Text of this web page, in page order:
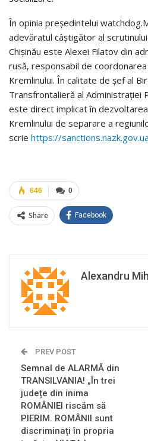
În opinia preşedintelui
adevăratul câştigător al
Chişinău este Alexei Filatov din
rusă, responsabil de
Kremlinului. În calitate de şef al
Transfrontalieră al Administraţiei
este direct implicat în
Kremlinului de separare a
scrie https://
0
646
Share Facebook
Alexandru
PREV POST
Semnal de ALARMĂ din
TRANSILVANIA! „În trei
județe din inima
ROMÂNIEI riscăm să
PIERIM. ROMÂNII sunt
discriminați în propria